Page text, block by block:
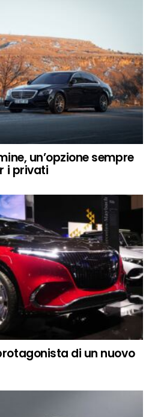
un’opzione sempre
i privati
di un nuovo